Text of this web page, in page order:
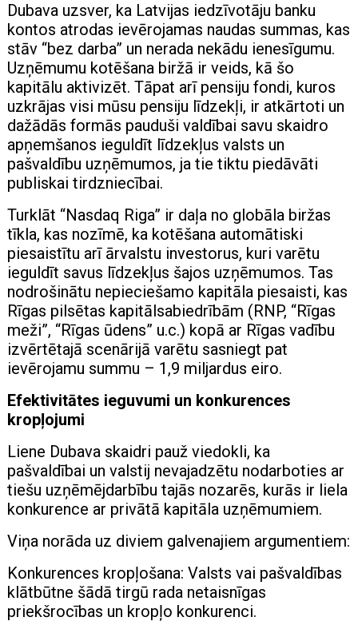
Dubava uzsver, ka Latvijas iedzīvotāju banku
kontos atrodas ievērojamas naudas summas, kas
stāv “bez darba” un nerada nekādu ienesīgumu.
Uzņēmumu kotēšana biržā ir veids, kā šo
kapitālu aktivizēt. Tāpat arī pensiju fondi, kuros
uzkrājas visi mūsu pensiju līdzekļi, ir atkārtoti un
dažādās formās pauduši valdībai savu skaidro
apņemšanos ieguldīt līdzekļus valsts un
pašvaldību uzņēmumos, ja tie tiktu piedāvāti
publiskai tirdzniecībai.
Turklāt “Nasdaq Riga” ir daļa no globāla biržas
tīkla, kas nozīmē, ka kotēšana automātiski
piesaistītu arī ārvalstu investorus, kuri varētu
ieguldīt savus līdzekļus šajos uzņēmumos. Tas
nodrošinātu nepieciešamo kapitāla piesaisti, kas
Rīgas pilsētas kapitālsabiedrībām (RNP, “Rīgas
meži”, “Rīgas ūdens” u.c.) kopā ar Rīgas vadību
izvērtētajā scenārijā varētu sasniegt pat
ievērojamu summu – 1,9 miljardus eiro.
Efektivitātes ieguvumi un konkurences
kropļojumi
Liene Dubava skaidri pauž viedokli, ka
pašvaldībai un valstij nevajadzētu nodarboties ar
tiešu uzņēmējdarbību tajās nozarēs, kurās ir liela
konkurence ar privātā kapitāla uzņēmumiem.
Viņa norāda uz diviem galvenajiem argumentiem:
Konkurences kropļošana: Valsts vai pašvaldības
klātbūtne šādā tirgū rada netaisnīgas
priekšrocības un kropļo konkurenci.